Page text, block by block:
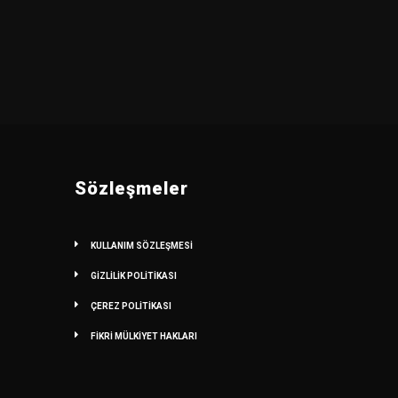
Sözleşmeler
KULLANIM SÖZLEŞMESİ
GİZLİLİK POLİTİKASI
ÇEREZ POLİTİKASI
FİKRİ MÜLKİYET HAKLARI